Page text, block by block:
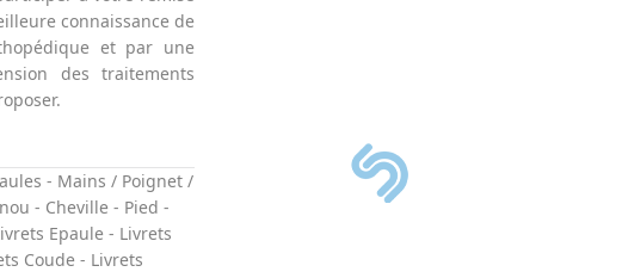
connaissance de
et par une
des traitements
- Mains / Poignet /
- Cheville - Pied -
Epaule - Livrets
Coude - Livrets